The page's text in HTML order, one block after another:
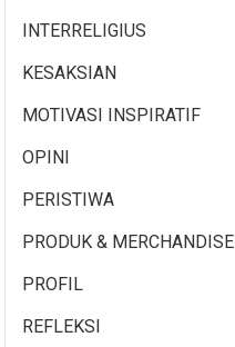
INTERRELIGIUS
KESAKSIAN
MOTIVASI INSPIRATIF
OPINI
PERISTIWA
PRODUK & MERCHANDISE
PROFIL
REFLEKSI